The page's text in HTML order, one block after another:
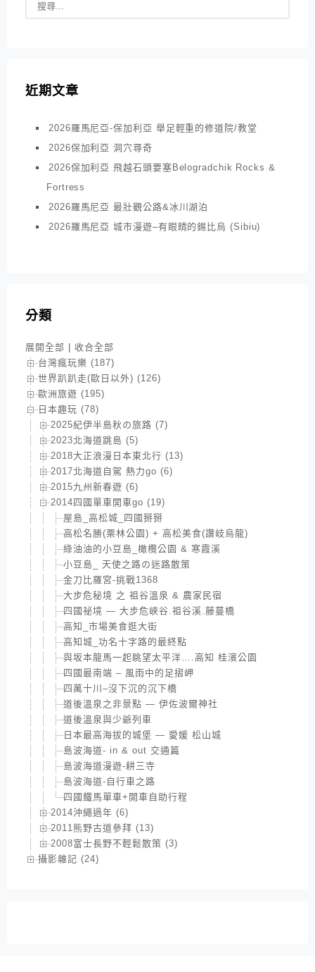
近期文章
2026羅馬尼亞-保加利亞 舉足輕重的修道院/教堂
2026保加利亞 洞穴尋奇
2026保加利亞 飛越石頭要塞Belogradchik Rocks &
Fortress
2026羅馬尼亞 最壯觀公路&冰川湖泊
2026羅馬尼亞 城市漫遊–有眼睛的錫比烏 (Sibiu)
分類
展開全部
收合全部
台灣瘋玩樂 (187)
世界趴趴走(歐日以外) (126)
歐洲旅遊 (195)
日本趣玩 (78)
2025紀伊半島秋の旅路 (7)
2023北海道跳島 (5)
2018大正浪漫日本東北行 (13)
2017北海道自駕 熱力go (6)
2015九州新春遊 (6)
2014四國單車開車go (19)
屋島_高松城_四國掰掰
高松名勝(栗林公園) + 高松美食(讚岐烏龍)
綠油油的小豆島_橄欖公園 & 寒霞溪
小豆島_ 天使之路の迷路散策
金刀比羅宮-挑戰1368
大步危秘境 之 祖谷溫泉 & 農家民宿
四國祕境 — 大步危峽谷.祖谷溪.藤蔓橋
高知_市場美食逛大街
高知城_功名十字路的最終點
與坂本龍馬一起眺望太平洋….高知 桂濱公園
四國最南端 – 風雨中的足摺岬
四萬十川–沒下沉的沉下橋
道後溫泉之非景點 — 伊佐波爾神社
道後溫泉與少爺列車
日本最高海拔的城堡 — 愛媛 松山城
島波海道- in & out 交通篇
島波海道漫遊-耕三寺
島波海道-自行車之路
四國鐵馬單車+開車自助行程
2014沖繩過年 (6)
2011熊野古道參拜 (13)
2008富士長野不輕鬆散策 (3)
攝影雜記 (24)